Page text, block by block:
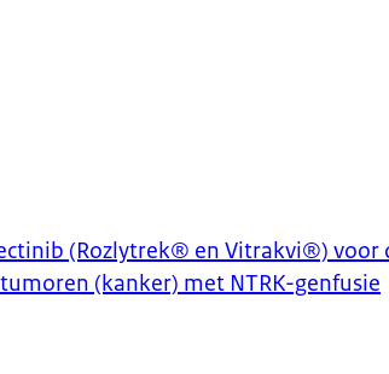
(Rozlytrek® en Vitrakvi®) voor
(kanker) met NTRK-genfusie